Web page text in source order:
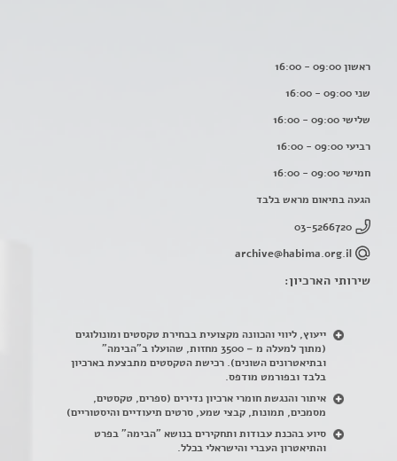
ראשון 09:00 - 16:00
שני 09:00 - 16:00
שלישי 09:00 - 16:00
רביעי 09:00 - 16:00
חמישי 09:00 - 16:00
הגעה בתיאום מראש בלבד
03-5266720
archive@habima.org.il
שירותי הארכיון:
ייעוץ, ליווי והכוונה מקצועית בבחירת טקסטים ומונולוגים
(מתוך למעלה מ – 3500 מחזות, שהועלו ב"הבימה"
ובתיאטרונים השונים). רכישת הטקסטים מתבצעת בארכיון
בלבד ובפורמט מודפס.
איתור והנגשת חומרי ארכיון נדירים (ספרים, טקסטים,
מסמכים, תמונות, קבצי שמע, סרטים תיעודיים והיסטוריים)
סיוע בהכנת עבודות ותחקירים בנושא "הבימה" בפרט
והתיאטרון העברי והישראלי בכלל.